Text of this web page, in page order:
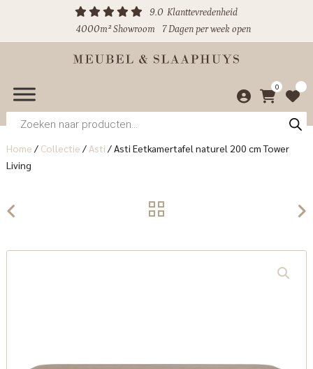
9.0 Klanttevredenheid
4000m² Showroom
7 Dagen per week open
0
Producten
zoeken
Home / Collectie / Asti /Asti Eetkamertafel naturel 200 cm Tower
Living